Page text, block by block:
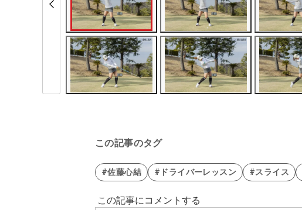
この記事のタグ
#佐藤心結 #ドライバーレッスン #スライス